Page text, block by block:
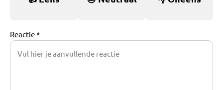
Reactie *